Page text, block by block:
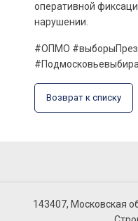
оперативной
нарушении.
#ОПМО
Возврат к списку
143407, Московская